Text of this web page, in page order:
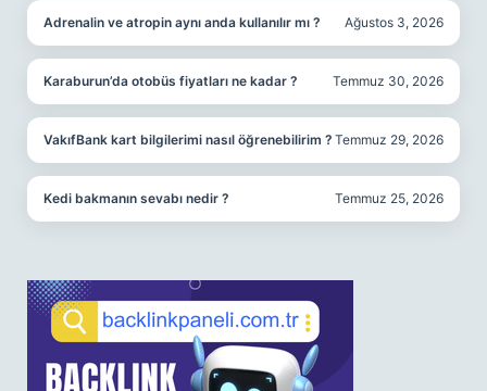
Adrenalin ve atropin aynı anda kullanılır mı ? Ağustos 3, 2026
Karaburun’da otobüs fiyatları ne kadar ? Temmuz 30, 2026
VakıfBank kart bilgilerimi nasıl öğrenebilirim ? Temmuz 29, 2026
Kedi bakmanın sevabı nedir ? Temmuz 25, 2026